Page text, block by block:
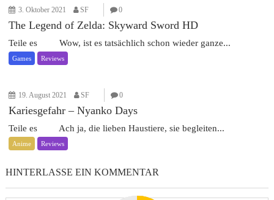
3. Oktober 2021 SF 0
The Legend of Zelda: Skyward Sword HD
Teile es Wow, ist es tatsächlich schon wieder ganze...
Games Reviews
19. August 2021 SF 0
Kariesgefahr – Nyanko Days
Teile es Ach ja, die lieben Haustiere, sie begleiten...
Anime Reviews
HINTERLASSE EIN KOMMENTAR